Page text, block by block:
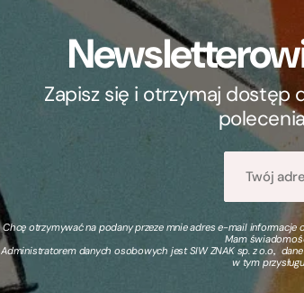
Zapisz się i otrzymaj dostęp
Chcę otrzymywać na podany przeze mnie adres e-mail informacje
Mam
Administratorem danych osobowych jest SIW ZNAK sp. z o.o.,
w tym